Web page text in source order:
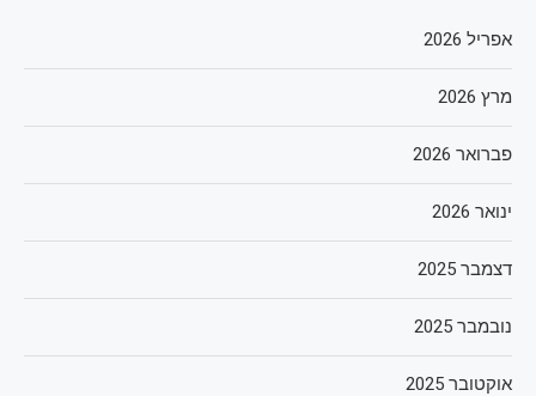
אפריל 2026
מרץ 2026
פברואר 2026
ינואר 2026
דצמבר 2025
נובמבר 2025
אוקטובר 2025